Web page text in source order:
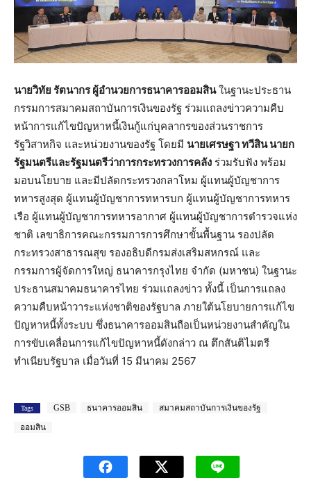
นายวิทัย รัตนากร ผู้อำนวยการธนาคารออมสินในฐานะประธาน
กรรมการสมาคมสถาบันการเงินของรัฐ ร่วมแถลงข่าวความคืบ
หน้าการแก้ไขปัญหาหนี้เงินกู้แก่บุคลากรของส่วนราชการ
รัฐวิสาหกิจ และหน่วยงานของรัฐ โดยมี นายเศรษฐา ทวีสิน นายก
รัฐมนตรีและรัฐมนตรีว่าการกระทรวงการคลัง ร่วมรับฟัง พร้อม
มอบนโยบาย และมีปลัดกระทรวงกลาโหม ผู้แทนผู้บัญชาการ
ทหารสูงสุด ผู้แทนผู้บัญชาการทหารบก ผู้แทนผู้บัญชาการทหาร
เรือ ผู้แทนผู้บัญชาการทหารอากาศ ผู้แทนผู้บัญชาการตำรวจแห่ง
ชาติ เลขาธิการคณะกรรมการการศึกษาขั้นพื้นฐาน รองปลัด
กระทรวงสาธารณสุข รองอธิบดีกรมส่งเสริมสหกรณ์ และ
กรรมการผู้จัดการใหญ่ ธนาคารกรุงไทย จำกัด (มหาชน) ในฐานะ
ประธานสมาคมธนาคารไทย ร่วมแถลงข่าว ทั้งนี้ เป็นการแถลง
ความคืบหน้าวาระแห่งชาติของรัฐบาล ภายใต้นโยบายการแก้ไข
ปัญหาหนี้ทั้งระบบ ซึ่งธนาคารออมสินถือเป็นหน่วยงานสำคัญใน
การขับเคลื่อนการแก้ไขปัญหาหนี้ดังกล่าว ณ ตึกสันติไมตรี
ทำเนียบรัฐบาล เมื่อวันที่ 15 มีนาคม 2567
Tags GSB ธนาคารออมสิน
สมาคมสถาบันการเงินของรัฐ
ออมสิน